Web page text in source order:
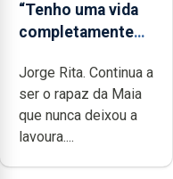
“Tenho uma vida
completamente
dedicação, gosto
e muita paixão”
Jorge Rita. Continua a
ser o rapaz da Maia
que nunca deixou a
lavoura....